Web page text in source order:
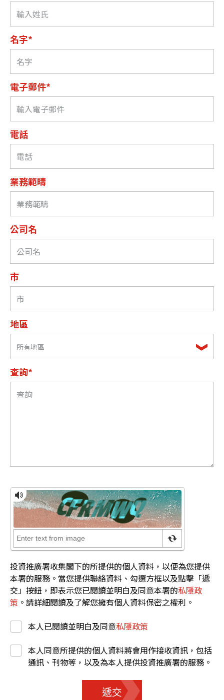
名字*
電子郵件*
電話
業務範疇
公司名
市
地區
所有地區
查詢*
投資推廣署收集閣下的所提供的個人資料，以便為您提供
本署的服務。當您提供聯絡資料、勾選方框以及點擊「遞
交」按鈕，即表示您已閱讀並明白及同意本署的私隱政
策 。請詳細閱讀及了解您擁有個人資料保密之權利。
本人已閱讀並明白及同意私隱政策
本人同意所提供的個人資料將會用作接收資訊，包括
通訊、刊物等，以及為本人提供投資推廣署的服務。
遞交